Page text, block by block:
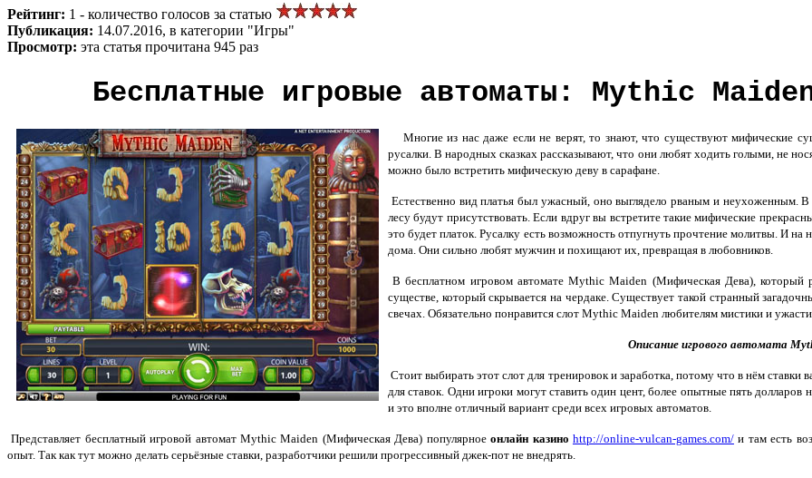
Рейтинг: 1 - количество голосов за статью
Публикация: 14.07.2016, в категории "Игры"
Просмотр: эта статья прочитана 945 раз
Бесплатные игровые автоматы: Mythic
Многие из нас даже если не верят, то знают, что существуют мифические
русалки. В народных сказках рассказывают, что они любят ходить голыми, не
можно было встретить мифическую деву в сарафане.
Естественно вид платья был ужасный, оно выглядело рваным и неухоженным. В
лесу будут присутствовать. Если вдруг вы встретите такие мифические
это будет платок. Русалку есть возможность отпугнуть прочтение молитвы. И
дома. Они сильно любят мужчин и похищают их, превращая в любовников.
В бесплатном игровом автомате Mythic Maiden (Мифическая Дева), который
существе, который скрывается на чердаке. Существует такой странный
свечах. Обязательно понравится слот Mythic Maiden любителям мистики и
Описание игрового автомата
Стоит выбирать этот слот для тренировок и заработка, потому что в нём
для ставок. Одни игроки могут ставить один цент, более опытные пять
и это вполне отличный вариант среди всех игровых автоматов.
Представляет бесплатный игровой автомат Mythic Maiden (Мифическая Дева) популярноеонлайн казино http://online-vulcan-games.com/и там есть
опыт. Так как тут можно делать серьёзные ставки, разработчики решили прогрессивный джек-пот не внедрять.